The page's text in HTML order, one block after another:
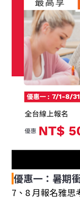
優惠一：暑期
7、8 月報名雅思